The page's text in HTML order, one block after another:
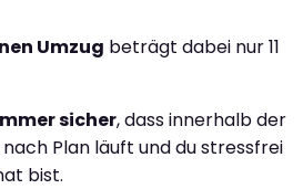
Umzug beträgt dabei nur 11
sicher, dass innerhalb der
Plan läuft und du stressfrei
bist.